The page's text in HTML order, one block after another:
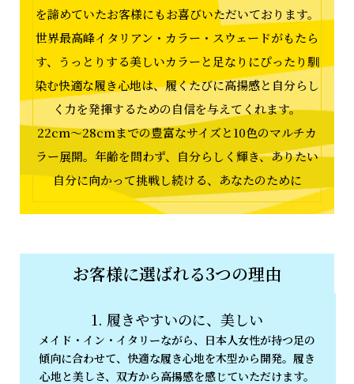
を諦めていたお客様にもお喜びいただいております。
世界最高峰イタリアン・カラー・スウェードがもたら
す、うっとりする美しいカラーと足なりにぴったり馴
染む快適な履き心地は、履くたびに高揚感と自分らし
く力を発揮するための自信を与えてくれます。
22cm〜28cmまでの豊富なサイズと10色のマルチカ
ラー展開。年齢を問わず、自分らしく輝き、ありたい
自分に向かって挑戦し続ける、あなたのために
お客様に選ばれる3つの理由
1. 履きやすいのに、美しい
メイド・イン・イタリーながら、日本人女性が持つ足の
傾向に合わせて、快適な履き心地を木型から開発。履き
心地と美しさ、双方から高揚感を感じていただけます。